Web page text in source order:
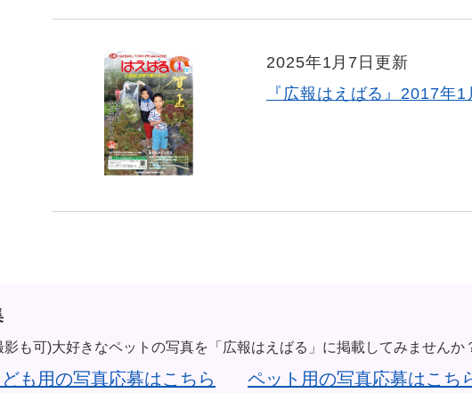
2025年1月7日更新
『広報はえばる』2017年1
も可)大好きなペットの写真を「広報はえばる」に掲載してみませんか
も用の写真応募はこちら ペット用の写真応募はこち